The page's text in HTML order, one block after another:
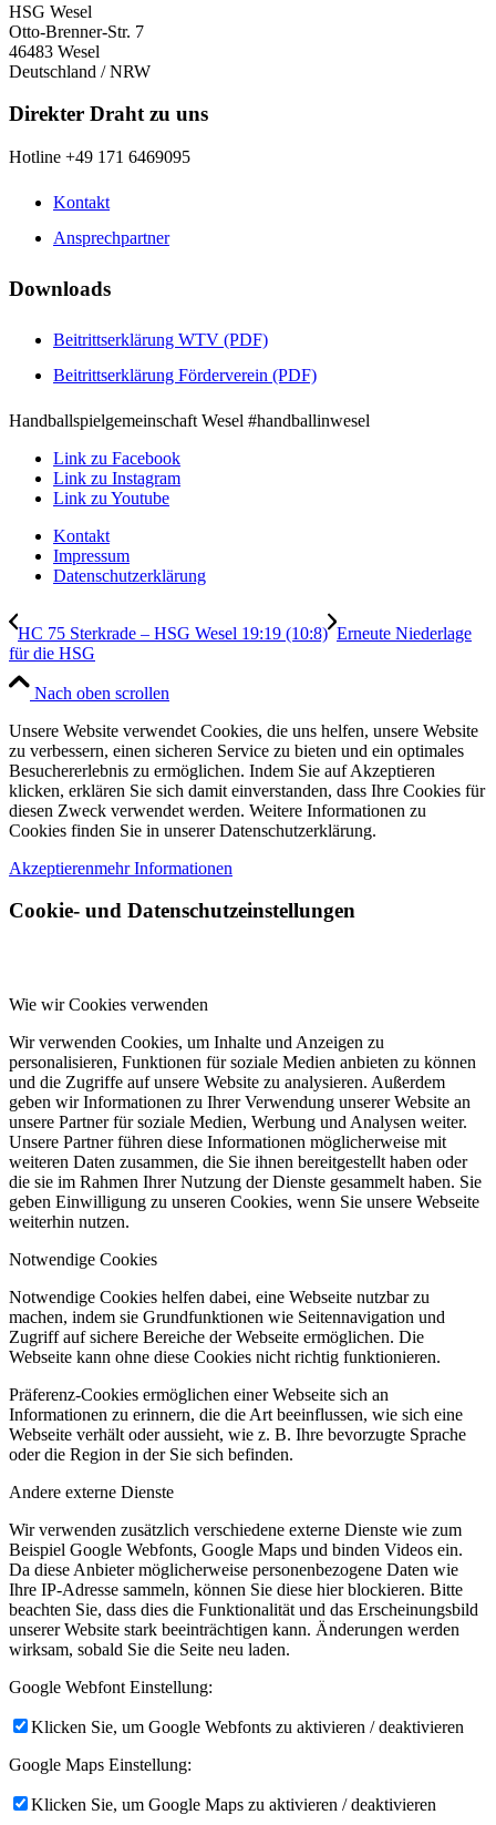
HSG Wesel
Otto-Brenner-Str. 7
46483 Wesel
Deutschland / NRW
Direkter Draht zu uns
Hotline +49 171 6469095
Kontakt
Ansprechpartner
Downloads
Beitrittserklärung WTV (PDF)
Beitrittserklärung Förderverein (PDF)
Handballspielgemeinschaft Wesel #handballinwesel
Link zu Facebook
Link zu Instagram
Link zu Youtube
Kontakt
Impressum
Datenschutzerklärung
HC 75 Sterkrade – HSG Wesel 19:19 (10:8) Erneute Niederlage
für die HSG
Nach oben scrollen
Unsere Website verwendet Cookies, die uns helfen, unsere Website
zu verbessern, einen sicheren Service zu bieten und ein optimales
Besuchererlebnis zu ermöglichen. Indem Sie auf Akzeptieren
klicken, erklären Sie sich damit einverstanden, dass Ihre Cookies für
diesen Zweck verwendet werden. Weitere Informationen zu
Cookies finden Sie in unserer Datenschutzerklärung.
Akzeptierenmehr Informationen
Cookie- und Datenschutzeinstellungen
Wie wir Cookies verwenden
Wir verwenden Cookies, um Inhalte und Anzeigen zu
personalisieren, Funktionen für soziale Medien anbieten zu können
und die Zugriffe auf unsere Website zu analysieren. Außerdem
geben wir Informationen zu Ihrer Verwendung unserer Website an
unsere Partner für soziale Medien, Werbung und Analysen weiter.
Unsere Partner führen diese Informationen möglicherweise mit
weiteren Daten zusammen, die Sie ihnen bereitgestellt haben oder
die sie im Rahmen Ihrer Nutzung der Dienste gesammelt haben. Sie
geben Einwilligung zu unseren Cookies, wenn Sie unsere Webseite
weiterhin nutzen.
Notwendige Cookies
Notwendige Cookies helfen dabei, eine Webseite nutzbar zu
machen, indem sie Grundfunktionen wie Seitennavigation und
Zugriff auf sichere Bereiche der Webseite ermöglichen. Die
Webseite kann ohne diese Cookies nicht richtig funktionieren.
Präferenz-Cookies ermöglichen einer Webseite sich an
Informationen zu erinnern, die die Art beeinflussen, wie sich eine
Webseite verhält oder aussieht, wie z. B. Ihre bevorzugte Sprache
oder die Region in der Sie sich befinden.
Andere externe Dienste
Wir verwenden zusätzlich verschiedene externe Dienste wie zum
Beispiel Google Webfonts, Google Maps und binden Videos ein.
Da diese Anbieter möglicherweise personenbezogene Daten wie
Ihre IP-Adresse sammeln, können Sie diese hier blockieren. Bitte
beachten Sie, dass dies die Funktionalität und das Erscheinungsbild
unserer Website stark beeinträchtigen kann. Änderungen werden
wirksam, sobald Sie die Seite neu laden.
Google Webfont Einstellung:
Klicken Sie, um Google Webfonts zu aktivieren / deaktivieren
Google Maps Einstellung:
Klicken Sie, um Google Maps zu aktivieren / deaktivieren